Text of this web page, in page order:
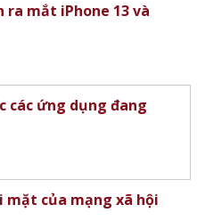
mắt iPhone 13 và
các ứng dụng đang
mặt của mạng xã hội